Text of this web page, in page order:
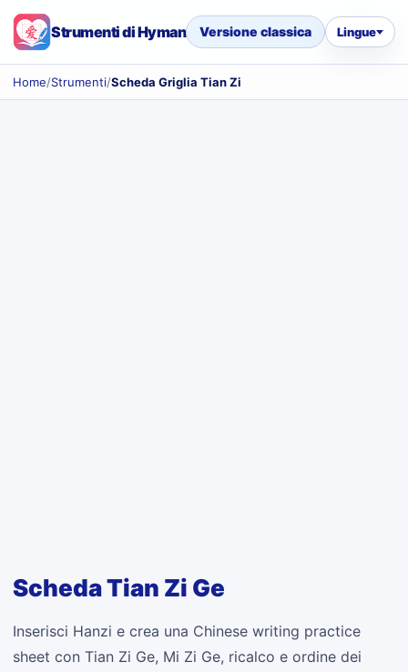
Strumenti di Hyman Versione classica Lingue
Home/Strumenti/Scheda Griglia Tian Zi
Scheda Tian Zi Ge
Inserisci Hanzi e crea una Chinese writing practice
sheet con Tian Zi Ge, Mi Zi Ge, ricalco e ordine dei